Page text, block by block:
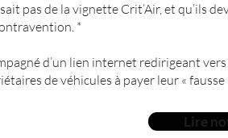
pas de la vignette Crit’Air, et qu’ils
*
d’un lien internet redirigeant
de véhicules à payer leur «
Lire